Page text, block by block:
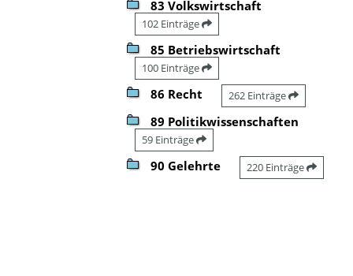
83 Volkswirtschaft
102 Einträge
85 Betriebswirtschaft
100 Einträge
86 Recht 262 Einträge
89 Politikwissenschaften
59 Einträge
90 Gelehrte 220 Einträge